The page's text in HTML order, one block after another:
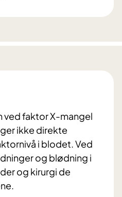
ved faktor X-mangel
ikke direkte
i blodet. Ved
og blødning i
og kirurgi de